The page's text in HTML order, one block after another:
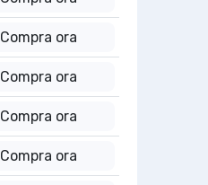
Compra ora
Compra ora
Compra ora
Compra ora